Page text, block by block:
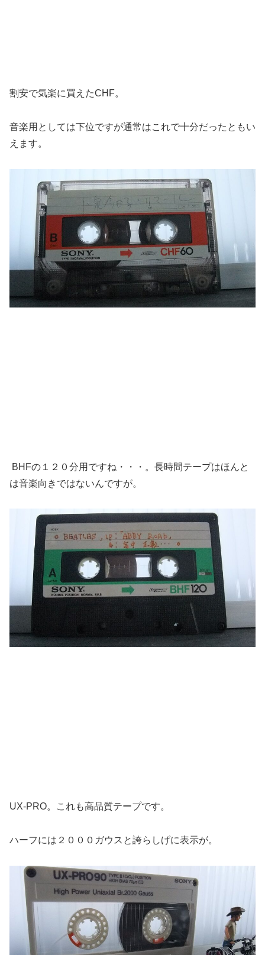
割安で気楽に買えたCHF。
音楽用としては下位ですが通常はこれで十分だったともい
えます。
BHFの１２０分用ですね・・・。長時間テープはほんと
は音楽向きではないんですが。
UX-PRO。これも高品質テープです。
ハーフには２０００ガウスと誇らしげに表示が。